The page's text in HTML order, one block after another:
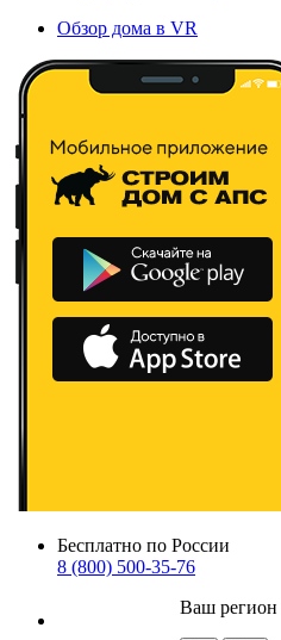
Обзор дома в VR
Бесплатно по России
8 (800) 500-35-76
Ваш регион